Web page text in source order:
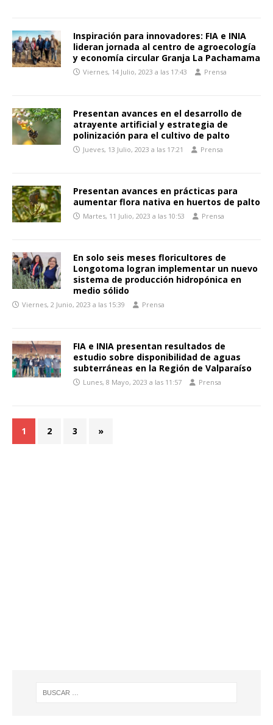
Inspiración para innovadores: FIA e INIA
lideran jornada al centro de agroecología
y economía circular Granja La Pachamama
Viernes, 14 Julio, 2023 a las 17:43 Prensa
Presentan avances en el desarrollo de
atrayente artificial y estrategia de
polinización para el cultivo de palto
Jueves, 13 Julio, 2023 a las 17:21 Prensa
Presentan avances en prácticas para
aumentar flora nativa en huertos de palto
Martes, 11 Julio, 2023 a las 10:53 Prensa
En solo seis meses floricultores de
Longotoma logran implementar un nuevo
sistema de producción hidropónica en
medio sólido
Viernes, 2 Junio, 2023 a las 15:39 Prensa
FIA e INIA presentan resultados de
estudio sobre disponibilidad de aguas
subterráneas en la Región de Valparaíso
Lunes, 8 Mayo, 2023 a las 11:57 Prensa
1 2 3 »